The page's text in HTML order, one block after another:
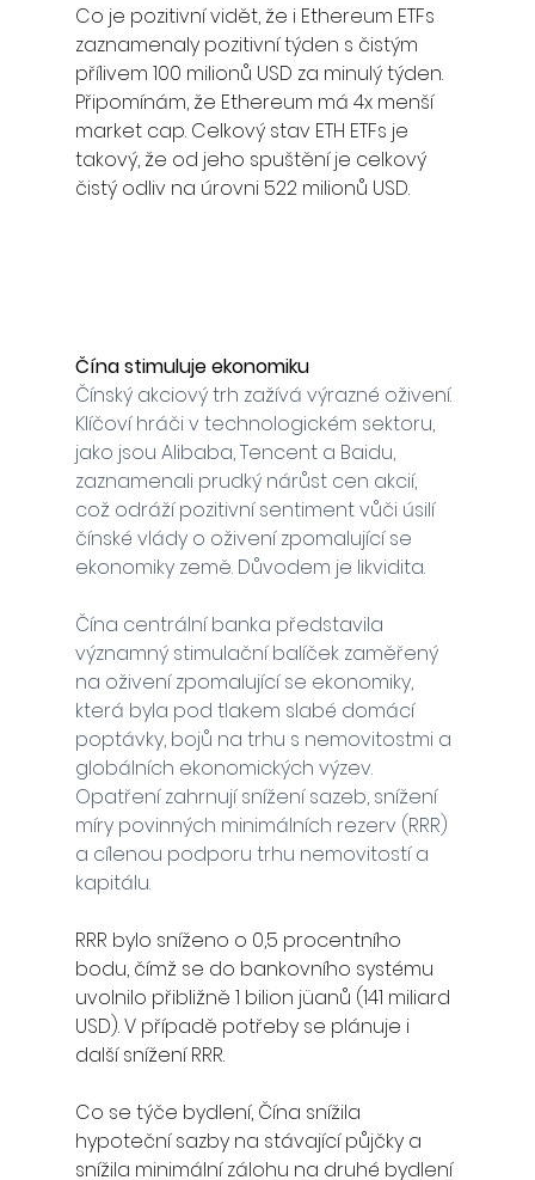
Co je pozitivní vidět, že i Ethereum ETFs
zaznamenaly pozitivní týden s čistým
přílivem 100 milionů USD za minulý týden.
Připomínám, že Ethereum má 4x menší
market cap. Celkový stav ETH ETFs je
takový, že od jeho spuštění je celkový
čistý odliv na úrovni 522 milionů USD.
Čína stimuluje ekonomiku
Čínský akciový trh zažívá výrazné oživení.
Klíčoví hráči v technologickém sektoru,
jako jsou Alibaba, Tencent a Baidu,
zaznamenali prudký nárůst cen akcií,
což odráží pozitivní sentiment vůči úsilí
čínské vlády o oživení zpomalující se
ekonomiky země. Důvodem je likvidita.
Čína centrální banka představila
významný stimulační balíček zaměřený
na oživení zpomalující se ekonomiky,
která byla pod tlakem slabé domácí
poptávky, bojů na trhu s nemovitostmi a
globálních ekonomických výzev.
Opatření zahrnují snížení sazeb, snížení
míry povinných minimálních rezerv (RRR)
a cílenou podporu trhu nemovitostí a
kapitálu.
RRR bylo sníženo o 0,5 procentního
bodu, čímž se do bankovního systému
uvolnilo přibližně 1 bilion jüanů (141 miliard
USD). V případě potřeby se plánuje i
další snížení RRR.
Co se týče bydlení, Čína snížila
hypoteční sazby na stávající půjčky a
snížila minimální zálohu na druhé bydlení